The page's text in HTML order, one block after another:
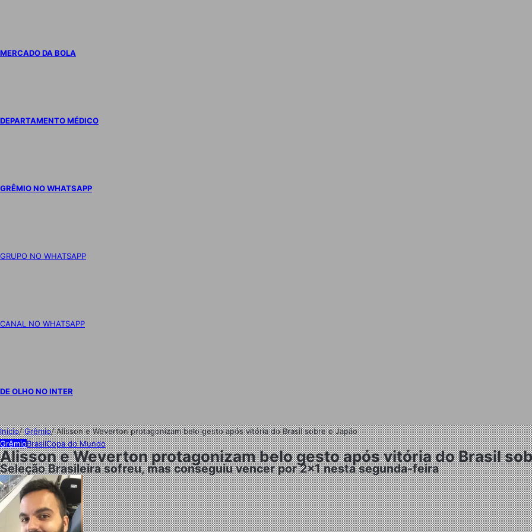
MERCADO DA BOLA
DEPARTAMENTO MÉDICO
GRÊMIO NO WHATSAPP
GRUPO NO WHATSAPP
CANAL NO WHATSAPP
DE OLHO NO INTER
Início/Grêmio/Alisson e Weverton protagonizam belo gesto após vitória do Brasil sobre o Japão
GrêmioBrasilCopa do Mundo
Alisson e Weverton protagonizam belo gesto após vitória do Brasil
Seleção Brasileira sofreu, mas conseguiu vencer por 2x1 nesta segunda-feira